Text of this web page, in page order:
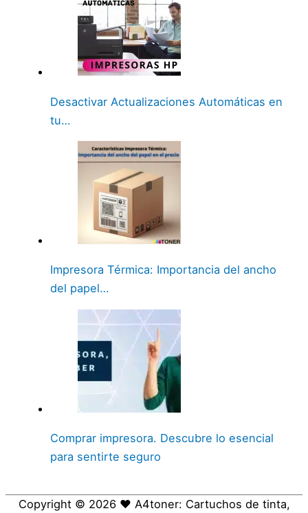
Desactivar Actualizaciones Automáticas en
tu…
Impresora Térmica: Importancia del ancho
del papel…
Comprar impresora. Descubre lo esencial
para sentirte seguro
Copyright © 2026 ❤️ A4toner: Cartuchos de tinta,